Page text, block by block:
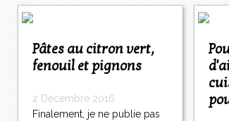
Pâtes au citron vert,
fenouil et pignons
2 Décembre 2016
Finalement, je ne publie pas
Poulet aux 40 gousses
<
<